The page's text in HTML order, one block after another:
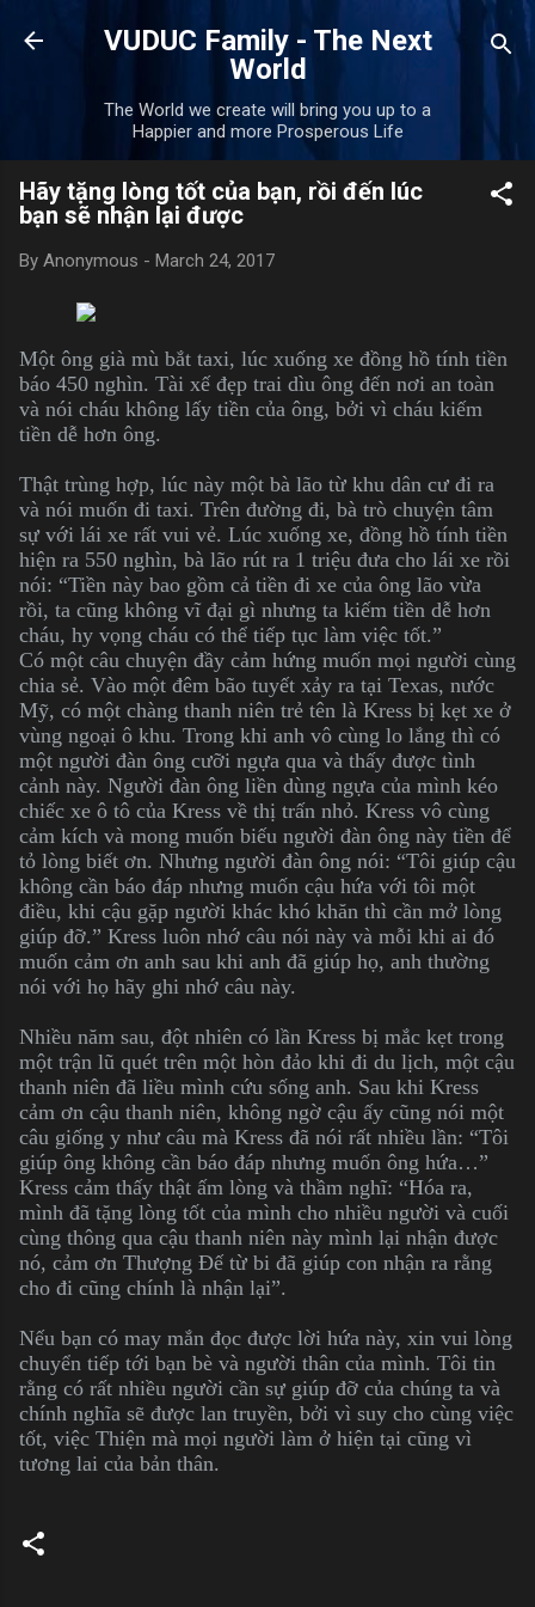
Skip to main content
VUDUC Family - The Next
World
The World we create will bring you up to a
Happier and more Prosperous Life
Hãy tặng lòng tốt của bạn, rồi đến lúc
bạn sẽ nhận lại được
By Anonymous - March 24, 2017
Một ông già mù bắt taxi, lúc xuống xe đồng hồ tính tiền
báo 450 nghìn. Tài xế đẹp trai dìu ông đến nơi an toàn
và nói cháu không lấy tiền của ông, bởi vì cháu kiếm
tiền dễ hơn ông.
Thật trùng hợp, lúc này một bà lão từ khu dân cư đi ra
và nói muốn đi taxi. Trên đường đi, bà trò chuyện tâm
sự với lái xe rất vui vẻ. Lúc xuống xe, đồng hồ tính tiền
hiện ra 550 nghìn, bà lão rút ra 1 triệu đưa cho lái xe rồi
nói: “Tiền này bao gồm cả tiền đi xe của ông lão vừa
rồi, ta cũng không vĩ đại gì nhưng ta kiếm tiền dễ hơn
cháu, hy vọng cháu có thể tiếp tục làm việc tốt.”
Có một câu chuyện đầy cảm hứng muốn mọi người cùng
chia sẻ. Vào một đêm bão tuyết xảy ra tại Texas, nước
Mỹ, có một chàng thanh niên trẻ tên là Kress bị kẹt xe ở
vùng ngoại ô khu. Trong khi anh vô cùng lo lắng thì có
một người đàn ông cưỡi ngựa qua và thấy được tình
cảnh này. Người đàn ông liền dùng ngựa của mình kéo
chiếc xe ô tô của Kress về thị trấn nhỏ. Kress vô cùng
cảm kích và mong muốn biếu người đàn ông này tiền để
tỏ lòng biết ơn. Nhưng người đàn ông nói: “Tôi giúp cậu
không cần báo đáp nhưng muốn cậu hứa với tôi một
điều, khi cậu gặp người khác khó khăn thì cần mở lòng
giúp đỡ.” Kress luôn nhớ câu nói này và mỗi khi ai đó
muốn cảm ơn anh sau khi anh đã giúp họ, anh thường
nói với họ hãy ghi nhớ câu này.
Nhiều năm sau, đột nhiên có lần Kress bị mắc kẹt trong
một trận lũ quét trên một hòn đảo khi đi du lịch, một cậu
thanh niên đã liều mình cứu sống anh. Sau khi Kress
cảm ơn cậu thanh niên, không ngờ cậu ấy cũng nói một
câu giống y như câu mà Kress đã nói rất nhiều lần: “Tôi
giúp ông không cần báo đáp nhưng muốn ông hứa…”
Kress cảm thấy thật ấm lòng và thầm nghĩ: “Hóa ra,
mình đã tặng lòng tốt của mình cho nhiều người và cuối
cùng thông qua cậu thanh niên này mình lại nhận được
nó, cảm ơn Thượng Đế từ bi đã giúp con nhận ra rằng
cho đi cũng chính là nhận lại”.
Nếu bạn có may mắn đọc được lời hứa này, xin vui lòng
chuyển tiếp tới bạn bè và người thân của mình. Tôi tin
rằng có rất nhiều người cần sự giúp đỡ của chúng ta và
chính nghĩa sẽ được lan truyền, bởi vì suy cho cùng việc
tốt, việc Thiện mà mọi người làm ở hiện tại cũng vì
tương lai của bản thân.